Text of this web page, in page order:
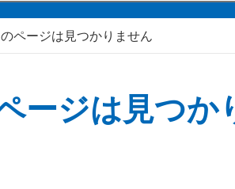
ページは見つかりません
ージは見つか